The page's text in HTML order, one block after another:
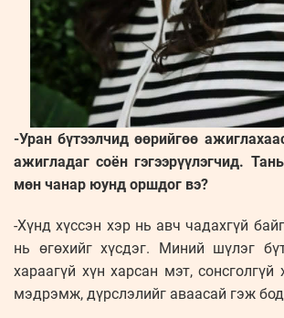
-Уран бүтээлчид өөрийгөө
ажигладаг соён гэгээрүүлэгчид.
мөн чанар юунд оршдог вэ?
-Хүнд хүссэн хэр нь авч чадахгүй
нь өгөхийг хүсдэг. Миний шүлэг
хараагүй хүн харсан мэт, сонсголгүй
мэдрэмж, дүрслэлийг аваасай гэж